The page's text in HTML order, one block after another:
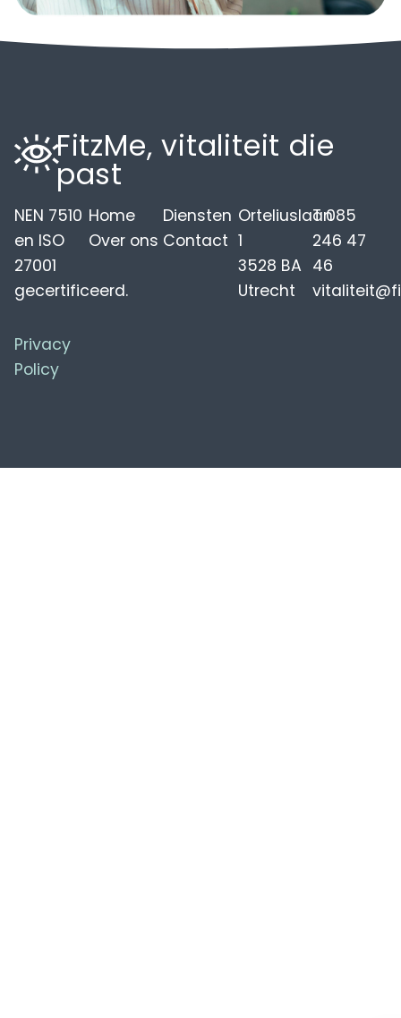
FitzMe, vitaliteit die
past
NEN 7510
en ISO
27001
gecertificeerd.
Privacy
Policy
Home
Over ons
Diensten
Contact
Orteliuslaan
1
3528 BA
Utrecht
T 085
246 47
46